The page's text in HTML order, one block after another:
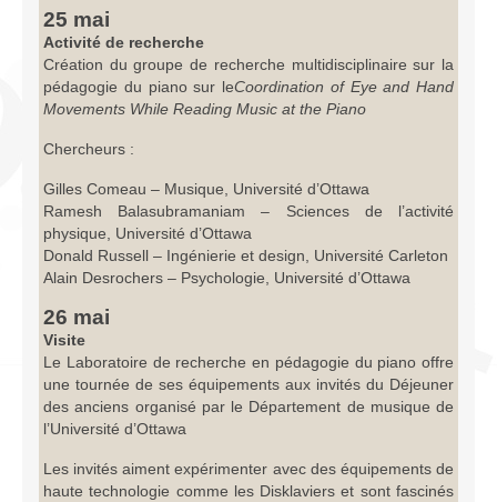
25 mai
Activité de recherche
Création du groupe de recherche multidisciplinaire sur la
pédagogie du piano sur leCoordination of Eye and Hand
Movements While Reading Music at the Piano
Chercheurs :
Gilles Comeau – Musique, Université d’Ottawa
Ramesh Balasubramaniam – Sciences de l’activité
physique, Université d’Ottawa
Donald Russell – Ingénierie et design, Université Carleton
Alain Desrochers – Psychologie, Université d’Ottawa
26 mai
Visite
Le Laboratoire de recherche en pédagogie du piano offre
une tournée de ses équipements aux invités du Déjeuner
des anciens organisé par le Département de musique de
l’Université d’Ottawa
Les invités aiment expérimenter avec des équipements de
haute technologie comme les Disklaviers et sont fascinés